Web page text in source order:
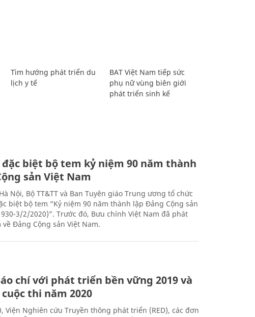
Tìm hướng phát triển du
lịch y tế
BAT Việt Nam tiếp sức
phụ nữ vùng biên giới
phát triển sinh kế
biệt bộ tem kỷ niệm 90 năm thành
sản Việt Nam
Nội, Bộ TT&TT và Ban Tuyên giáo Trung ương tổ chức
biệt bộ tem “Kỷ niệm 90 năm thành lập Đảng Cộng sản
3/2/2020)”. Trước đó, Bưu chính Việt Nam đã phát
Đảng Cộng sản Việt Nam.
chí với phát triển bền vững 2019 và
thi năm 2020
Viện Nghiên cứu Truyền thông phát triển (RED), các đơn